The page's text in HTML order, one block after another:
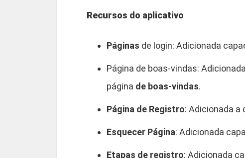
Recursos do aplicativo
Páginas de login: Adicionada
Página de boas-vindas:
página de boas-vindas.
Página de Registro: Adicionada a
Esquecer Página: Adicionada
Etapas de registro: Adicionada